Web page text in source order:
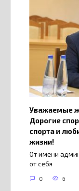
Уважаемые
Дорогие
спорта и
жизни!
От имени
от себя
0 6